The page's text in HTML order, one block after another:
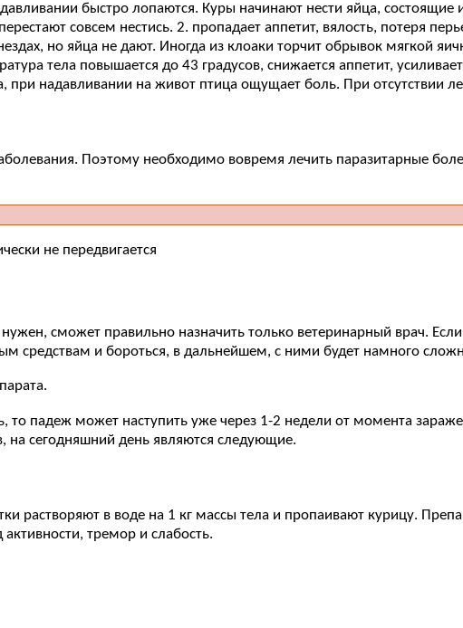
быстро лопаются. Куры начинают нести яйца, состоящие
совсем нестись. 2. пропадает аппетит, вялость, потеря
но яйца не дают. Иногда из клоаки торчит обрывок мягкой
тела повышается до 43 градусов, снижается аппетит,
при надавливании на живот птица ощущает боль. При отсутствии
Поэтому необходимо вовремя лечить паразитарные
не передвигается
сможет правильно назначить только ветеринарный врач. Если
средствам и бороться, в дальнейшем, с ними будет намного
то падеж может наступить уже через 1-2 недели от момента
сегодняшний день являются следующие.
растворяют в воде на 1 кг массы тела и пропаивают курицу.
тремор и слабость.